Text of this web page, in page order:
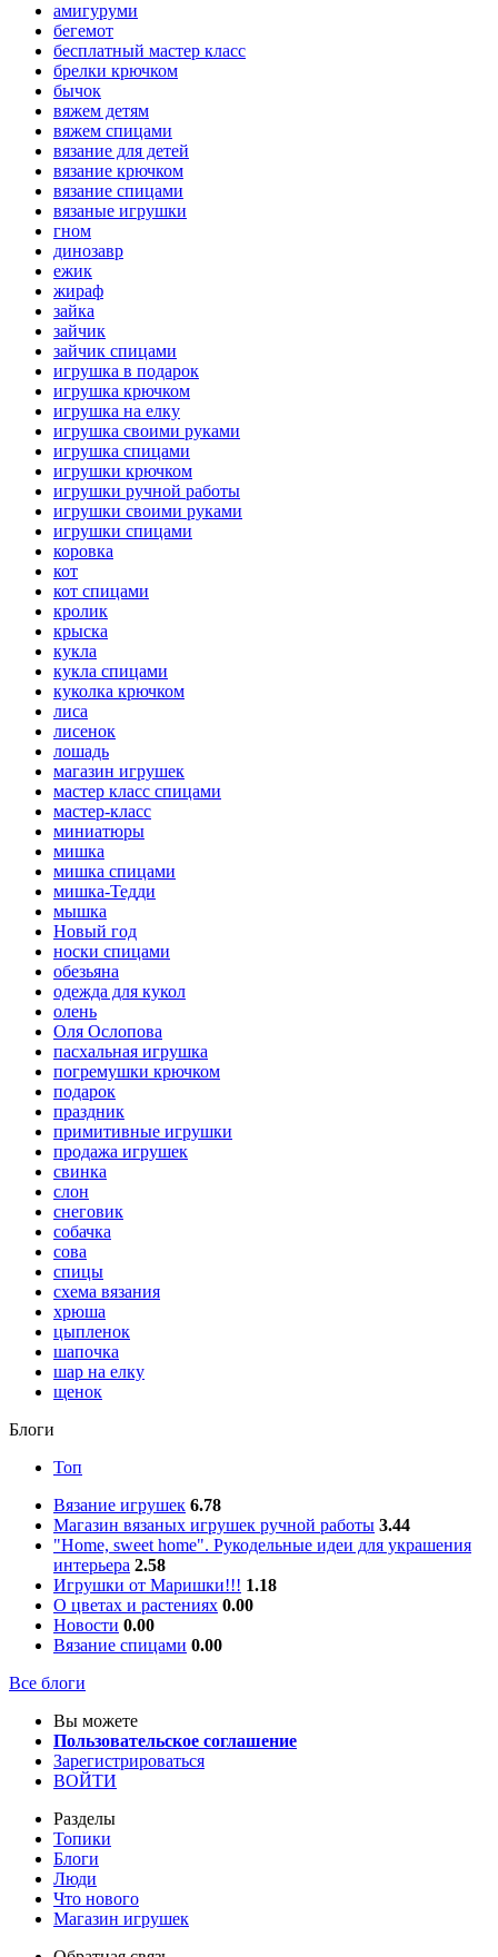
амигуруми
бегемот
бесплатный мастер класс
брелки крючком
бычок
вяжем детям
вяжем спицами
вязание для детей
вязание крючком
вязание спицами
вязаные игрушки
гном
динозавр
ежик
жираф
зайка
зайчик
зайчик спицами
игрушка в подарок
игрушка крючком
игрушка на елку
игрушка своими руками
игрушка спицами
игрушки крючком
игрушки ручной работы
игрушки своими руками
игрушки спицами
коровка
кот
кот спицами
кролик
крыска
кукла
кукла спицами
куколка крючком
лиса
лисенок
лошадь
магазин игрушек
мастер класс спицами
мастер-класс
миниатюры
мишка
мишка спицами
мишка-Тедди
мышка
Новый год
носки спицами
обезьяна
одежда для кукол
олень
Оля Ослопова
пасхальная игрушка
погремушки крючком
подарок
праздник
примитивные игрушки
продажа игрушек
свинка
слон
снеговик
собачка
сова
спицы
схема вязания
хрюша
цыпленок
шапочка
шар на елку
щенок
Блоги
Топ
Вязание игрушек 6.78
Магазин вязаных игрушек ручной работы 3.44
"Home, sweet home". Рукодельные идеи для украшения
интерьера 2.58
Игрушки от Маришки!!! 1.18
О цветах и растениях 0.00
Новости 0.00
Вязание спицами 0.00
Все блоги
Вы можете
Пользовательское соглашение
Зарегистрироваться
ВОЙТИ
Разделы
Топики
Блоги
Люди
Что нового
Магазин игрушек